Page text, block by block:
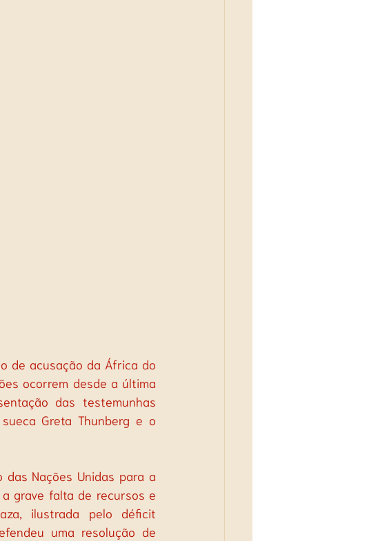
de acusação da África do
ocorrem desde a última
das testemunhas
Greta Thunberg e o
Nações Unidas para a
grave falta de recursos e
ilustrada pelo déficit
uma resolução de